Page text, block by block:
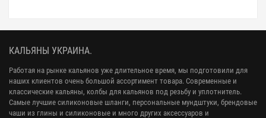
КАЛЬЯНЫ УКРАИНА.
Работая на рынке кальянов уже длительное время, мы подготовили для
наших клиентов очень большой ассортимент товара. Современные и
классические кальяны, колбы для кальянов под резьбу и уплотнитель.
Самые лучшие силиконовые шланги, персональные мундштуки, брендовые
чаши из глины и силиконовые и много других аксессуаров и